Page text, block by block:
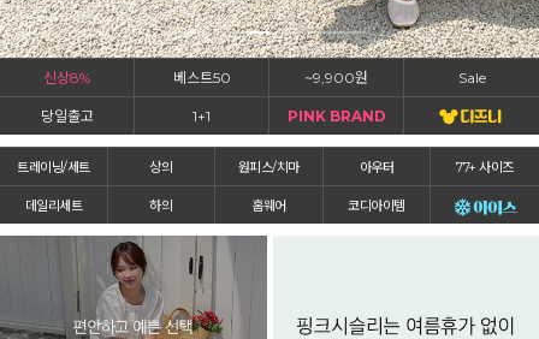
신상8% 베스트50 ~9,900원 Sale
당일출고 1+1 PINK BRAND
트레이닝/세트 상의 원피스/치마 아우터 77+ 사이즈
데일리세트 하의 홈웨어 코디아이템